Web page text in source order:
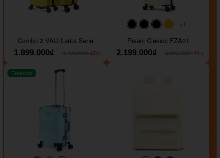
Combo 2 VALI Larita Sena
1.899.000₫
-60%
#000000#000000
#000000
#ffa500
+1
Pisani Classic FZA01
2.199.000₫
-26%
Freeship